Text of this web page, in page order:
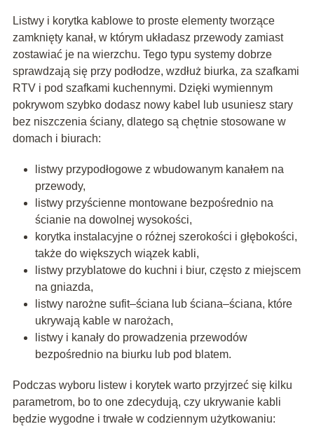
Listwy i korytka kablowe to proste elementy tworzące
zamknięty kanał, w którym układasz przewody zamiast
zostawiać je na wierzchu. Tego typu systemy dobrze
sprawdzają się przy podłodze, wzdłuż biurka, za szafkami
RTV i pod szafkami kuchennymi. Dzięki wymiennym
pokrywom szybko dodasz nowy kabel lub usuniesz stary
bez niszczenia ściany, dlatego są chętnie stosowane w
domach i biurach:
listwy przypodłogowe z wbudowanym kanałem na
przewody,
listwy przyścienne montowane bezpośrednio na
ścianie na dowolnej wysokości,
korytka instalacyjne o różnej szerokości i głębokości,
także do większych wiązek kabli,
listwy przyblatowe do kuchni i biur, często z miejscem
na gniazda,
listwy narożne sufit–ściana lub ściana–ściana, które
ukrywają kable w narożach,
listwy i kanały do prowadzenia przewodów
bezpośrednio na biurku lub pod blatem.
Podczas wyboru listew i korytek warto przyjrzeć się kilku
parametrom, bo to one zdecydują, czy ukrywanie kabli
będzie wygodne i trwałe w codziennym użytkowaniu: